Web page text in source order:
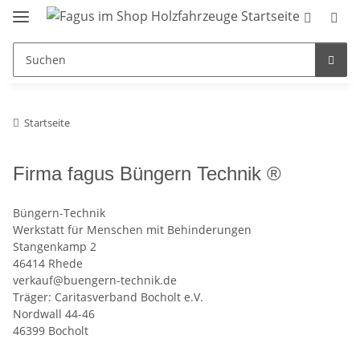
Startseite
Firma fagus Büngern Technik ®
Büngern-Technik
Werkstatt für Menschen mit Behinderungen
Stangenkamp 2
46414 Rhede
verkauf@buengern-technik.de
Träger: Caritasverband Bocholt e.V.
Nordwall 44-46
46399 Bocholt